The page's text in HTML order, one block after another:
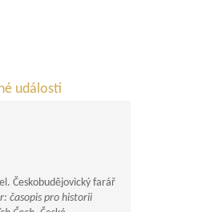
události
Českobudějovický farář
časopis pro historii